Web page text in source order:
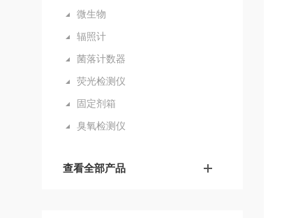
微生物
辐照计
菌落计数器
荧光检测仪
固定剂箱
臭氧检测仪
查看全部产品